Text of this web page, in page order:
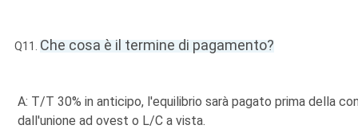
Q11. Che cosa è il termine di pagamento?
A: T/T 30% in anticipo, l'equilibrio sarà pagato prima della
dall'unione ad ovest o L/C a vista.